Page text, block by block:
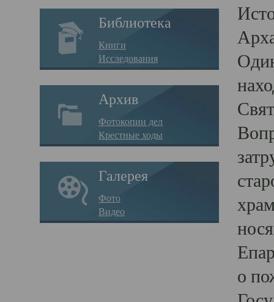
Библиотека
Книги
Исследования
Архив
Фотокопии дел
Крестные ходы
Галерея
Фото
Видео
о